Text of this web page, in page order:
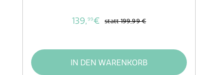
139,99€ statt199,99 €
IN DEN WARENKORB